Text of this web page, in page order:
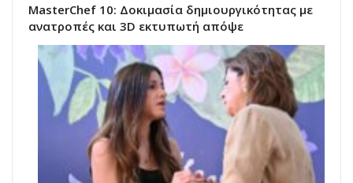
MasterChef 10: Δοκιμασία δημιουργικότητας με
ανατροπές και 3D εκτυπωτή απόψε